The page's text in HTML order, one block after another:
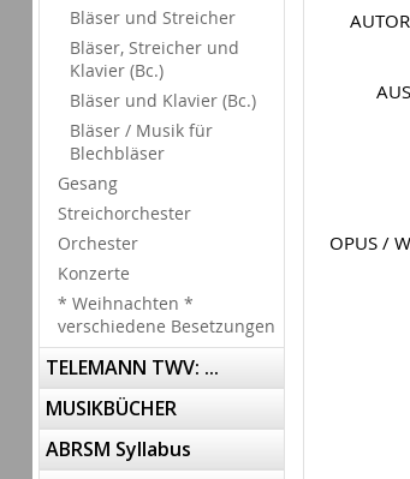
Bläser und Streicher
Bläser, Streicher und
Klavier (Bc.)
Bläser und Klavier (Bc.)
Bläser / Musik für
Blechbläser
Gesang
Streichorchester
Orchester
Konzerte
* Weihnachten *
verschiedene Besetzungen
TELEMANN TWV: ...
MUSIKBÜCHER
ABRSM Syllabus
OPUS /